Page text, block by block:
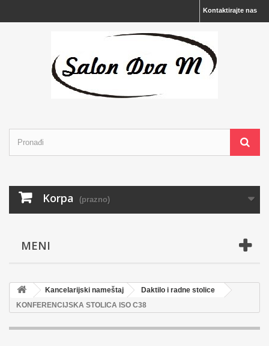
Kontaktirajte nas
Korpa (prazno)
MENI
Kancelarijski nameštaj
Daktilo i radne stolice
KONFERENCIJSKA STOLICA ISO C38